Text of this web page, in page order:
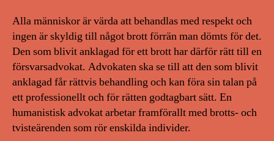
Alla människor är värda att behandlas med respekt och
ingen är skyldig till något brott förrän man dömts för det.
Den som blivit anklagad för ett brott har därför rätt till en
försvarsadvokat. Advokaten ska se till att den som blivit
anklagad får rättvis behandling och kan föra sin talan på
ett professionellt och för rätten godtagbart sätt. En
humanistisk advokat arbetar framförallt med brotts- och
tvisteärenden som rör enskilda individer.